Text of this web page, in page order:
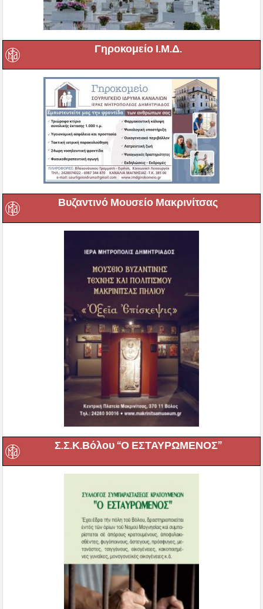
Γηροκομείο Ι.Μ.Δ.
Βυζαντινό Μουσείο Μακρινίτσας
Σ.Σ.Κ.Βόλου “Ο ΕΣΤΑΥΡΩΜΕΝΟΣ”